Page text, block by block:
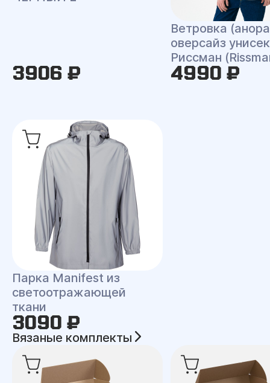
3906 ₽
Ветровка
оверсайз
Риссман
4990 ₽
Парка Manifest из
светоотражающей
ткани
3090 ₽
Вязаные комплекты